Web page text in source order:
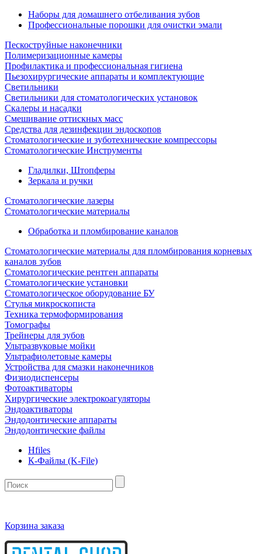
Наборы для домашнего отбеливания зубов
Профессиональные порошки для очистки эмали
Пескоструйные наконечники
Полимеризационные камеры
Профилактика и профессиональная гигиена
Пьезохирургические аппараты и комплектующие
Светильники
Светильники для стоматологических установок
Скалеры и насадки
Смешивание оттискных масс
Средства для дезинфекции эндоскопов
Стоматологические и зуботехнические компрессоры
Стоматологические Инструменты
Гладилки, Штопферы
Зеркала и ручки
Стоматологические лазеры
Стоматологические материалы
Обработка и пломбирование каналов
Стоматологические материалы для пломбирования корневых
каналов зубов
Стоматологические рентген аппараты
Стоматологические установки
Стоматологическое оборудование БУ
Стулья микроскописта
Техника термоформирования
Томографы
Трейнеры для зубов
Ультразвуковые мойки
Ультрафиолетовые камеры
Устройства для смазки наконечников
Физиодиспенсеры
Фотоактиваторы
Хирургические электрокоагуляторы
Эндоактиваторы
Эндодонтические аппараты
Эндодонтические файлы
Hfiles
К-Файлы (K-File)
Корзина заказа